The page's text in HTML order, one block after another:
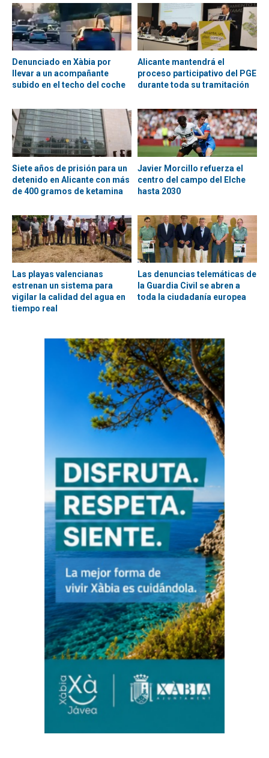
Denunciado en Xàbia por
llevar a un acompañante
subido en el techo del coche
Alicante mantendrá el
proceso participativo del PGE
durante toda su tramitación
Siete años de prisión para un
detenido en Alicante con más
de 400 gramos de ketamina
Javier Morcillo refuerza el
centro del campo del Elche
hasta 2030
Las playas valencianas
estrenan un sistema para
vigilar la calidad del agua en
tiempo real
Las denuncias telemáticas de
la Guardia Civil se abren a
toda la ciudadanía europea